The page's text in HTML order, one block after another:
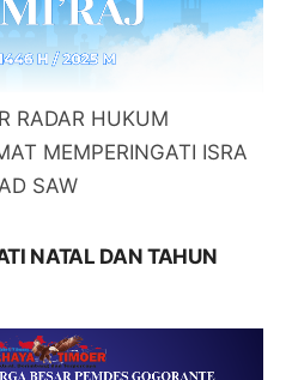
RADAR HUKUM
MEMPERINGATI ISRA
SAW
NATAL DAN TAHUN